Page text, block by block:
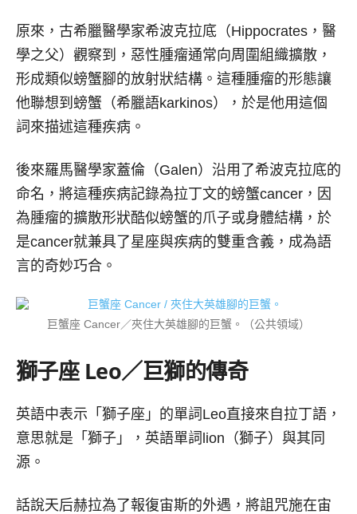
原來，古希臘醫學家希波克拉底（Hippocrates，醫
學之父）觀察到，惡性腫瘤通常向周圍組織擴散，
形成類似螃蟹腳的放射狀結構。這種腫瘤的形態讓
他聯想到螃蟹（希臘語karkinos），於是他用這個
詞來描述這種疾病。
後來羅馬醫學家蓋倫（Galen）沿用了希波克拉底的
命名，將這種疾病記錄為拉丁文的螃蟹cancer，因
為腫瘤的擴散形狀酷似螃蟹的爪子或身體結構，於
是cancer就兼具了星座與疾病的雙重含義，成為語
言的奇妙巧合。
巨蟹座 Cancer／夾住大英雄腳的巨蟹。（公共領域）
獅子座 Leo／巨獅的傳奇
英語中表示「獅子座」的單詞Leo直接來自拉丁語，
意思就是「獅子」，英語單詞lion（獅子）與其同
源。
話說天后赫拉為了報復宙斯的外遇，將詛咒施在宙